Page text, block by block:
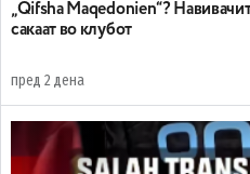
„Qifsha Maqedonien“?
сакаат во клубот
пред 2 дена